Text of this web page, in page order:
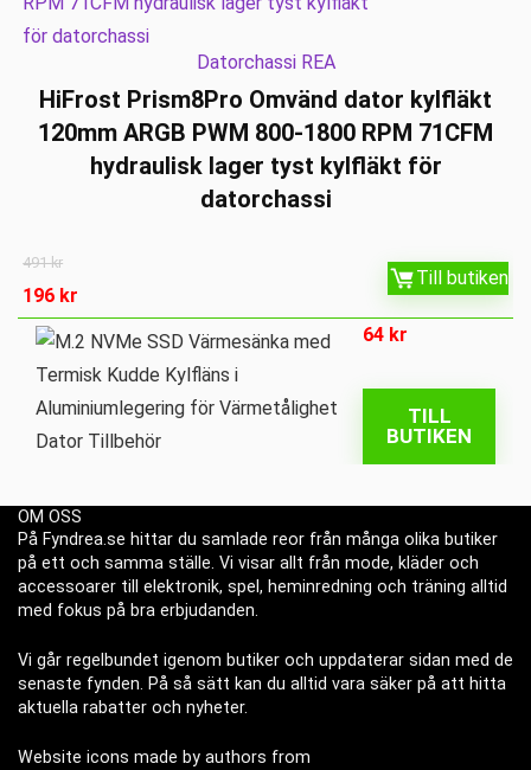
Datorchassi REA
HiFrost Prism8Pro Omvänd dator kylfläkt
120mm ARGB PWM 800-1800 RPM 71CFM
hydraulisk lager tyst kylfläkt för
datorchassi
491kr
196 kr
Till butiken
64 kr
TILL
BUTIKEN
OM OSS
På Fyndrea.se hittar du samlade reor från många olika butiker
på ett och samma ställe. Vi visar allt från mode, kläder och
accessoarer till elektronik, spel, heminredning och träning alltid
med fokus på bra erbjudanden.
Vi går regelbundet igenom butiker och uppdaterar sidan med de
senaste fynden. På så sätt kan du alltid vara säker på att hitta
aktuella rabatter och nyheter.
Website icons made by authors from